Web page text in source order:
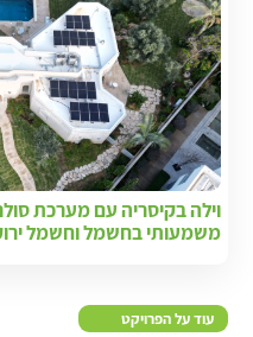
משמעותי בחשמל וחשמל
עוד על הפרויקט